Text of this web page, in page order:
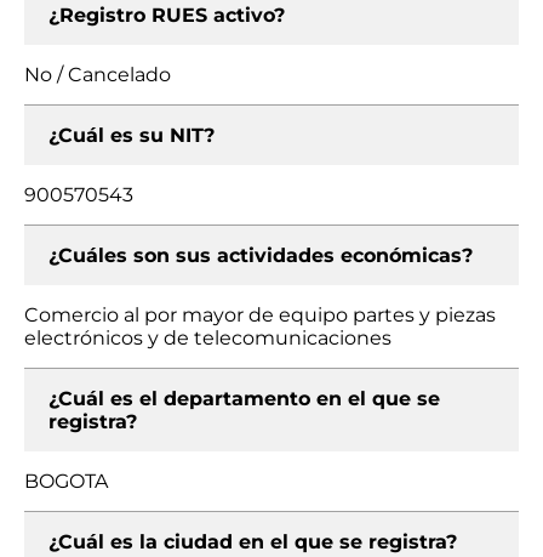
¿Registro RUES activo?
No / Cancelado
¿Cuál es su NIT?
900570543
¿Cuáles son sus actividades económicas?
Comercio al por mayor de equipo partes y piezas
electrónicos y de telecomunicaciones
¿Cuál es el departamento en el que se
registra?
BOGOTA
¿Cuál es la ciudad en el que se registra?